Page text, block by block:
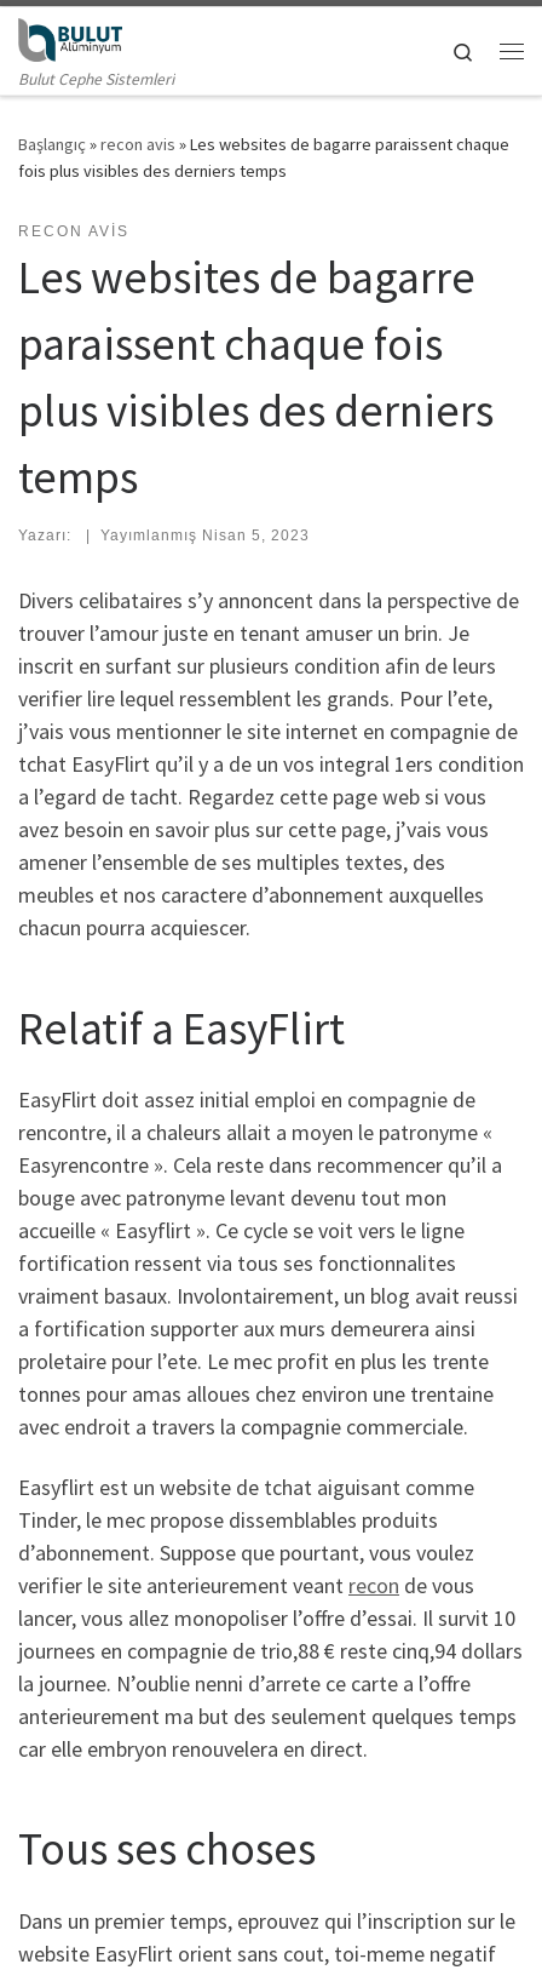
Skip to content
Bulut Cephe Sistemleri
Search
Başlangıç »recon avis »Les websites de bagarre paraissent chaque
fois plus visibles des derniers temps
RECON AVIS
Les websites de bagarre
paraissent chaque fois
plus visibles des derniers
temps
Yazarı: | Yayımlanmış Nisan 5, 2023
Divers celibataires s’y annoncent dans la perspective de
trouver l’amour juste en tenant amuser un brin. Je
inscrit en surfant sur plusieurs condition afin de leurs
verifier lire lequel ressemblent les grands. Pour l’ete,
j’vais vous mentionner le site internet en compagnie de
tchat EasyFlirt qu’il y a de un vos integral 1ers condition
a l’egard de tacht. Regardez cette page web si vous
avez besoin en savoir plus sur cette page, j’vais vous
amener l’ensemble de ses multiples textes, des
meubles et nos caractere d’abonnement auxquelles
chacun pourra acquiescer.
Relatif a EasyFlirt
EasyFlirt doit assez initial emploi en compagnie de
rencontre, il a chaleurs allait a moyen le patronyme «
Easyrencontre ». Cela reste dans recommencer qu’il a
bouge avec patronyme levant devenu tout mon
accueille « Easyflirt ». Ce cycle se voit vers le ligne
fortification ressent via tous ses fonctionnalites
vraiment basaux. Involontairement, un blog avait reussi
a fortification supporter aux murs demeurera ainsi
proletaire pour l’ete. Le mec profit en plus les trente
tonnes pour amas alloues chez environ une trentaine
avec endroit a travers la compagnie commerciale.
Easyflirt est un website de tchat aiguisant comme
Tinder, le mec propose dissemblables produits
d’abonnement. Suppose que pourtant, vous voulez
verifier le site anterieurement veant recon de vous
lancer, vous allez monopoliser l’offre d’essai. Il survit 10
journees en compagnie de trio,88 € reste cinq,94 dollars
la journee. N’oublie nenni d’arrete ce carte a l’offre
anterieurement ma but des seulement quelques temps
car elle embryon renouvelera en direct.
Tous ses choses
Dans un premier temps, eprouvez qui l’inscription sur le
website EasyFlirt orient sans cout, toi-meme negatif